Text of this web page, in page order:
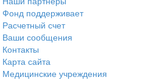
Фонд поддерживает
Расчетный счет
Ваши сообщения
Контакты
Карта сайта
Медицинские учреждения